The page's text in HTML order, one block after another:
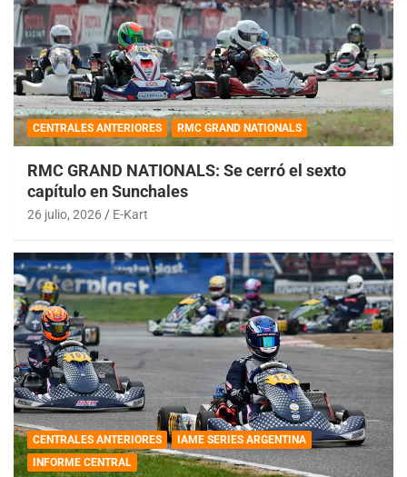
CENTRALES ANTERIORES RMC GRAND NATIONALS
RMC GRAND NATIONALS: Se cerró el sexto
capítulo en Sunchales
26 julio, 2026 E-Kart
CENTRALES ANTERIORES
IAME SERIES ARGENTINA
INFORME CENTRAL